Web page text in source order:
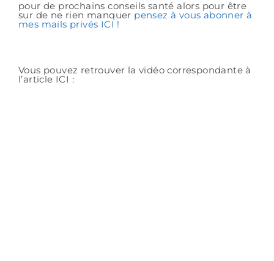
pour de prochains conseils santé alors pour être
sur de ne rien manquer pensez à vous abonner à
mes mails privés ICI !
Vous pouvez retrouver la vidéo correspondante à
l’article ICI :